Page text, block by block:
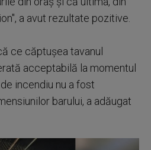
a avut rezultate pozitive.
ce căptuşea tavanul
acceptabilă la momentul
incendiu nu a fost
barului, a adăugat